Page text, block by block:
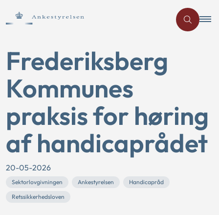
Frederiksberg
Kommunes
praksis for høring
af handicaprådet
20-05-2026
Sektorlovgivningen Ankestyrelsen
Handicapråd
Retssikkerhedsloven